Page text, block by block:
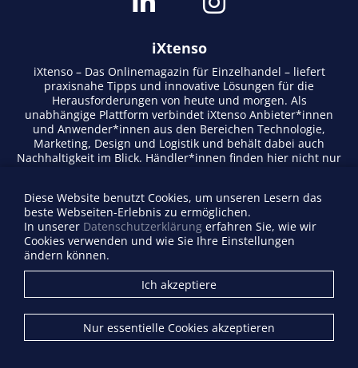
iXtenso
iXtenso – Das Onlinemagazin für Einzelhandel – liefert
praxisnahe Tipps und innovative Lösungen für die
Herausforderungen von heute und morgen. Als
unabhängige Plattform verbindet iXtenso Anbieter*innen
und Anwender*innen aus den Bereichen Technologie,
Marketing, Design und Logistik und behält dabei auch
Nachhaltigkeit im Blick. Händler*innen finden hier nicht nur
lebendigen Schreibstil und relevantem Content fördert das
Magazin den Austausch innerhalb der Retail-Community.
Ob digitale Trends oder praktische Alltagstipps – iXtenso
macht Wissen für den Handel zugänglich.
Firma eintragen
Mediadaten
Kontakt
Diese Website benutzt Cookies, um unseren Lesern das
beste Webseiten-Erlebnis zu ermöglichen.
In unserer Datenschutzerklärung erfahren Sie, wie wir
Cookies verwenden und wie Sie Ihre Einstellungen
ändern können.
Ich akzeptiere
Nur essentielle Cookies akzeptieren